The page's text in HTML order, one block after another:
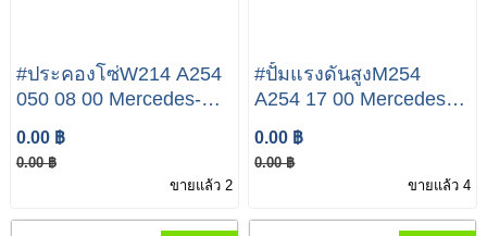
#ประคองโซ่W214 A254
050 08 00 Mercedes-
Benz E Class E300
E350e
0.00 ฿
0.00 ฿
ขายแล้ว 2
#ปั้มแรงดันสูงM254
A254 17 00 Mercedes-
Benz E Class E300
E350e
0.00 ฿
0.00 ฿
ขายแล้ว 4